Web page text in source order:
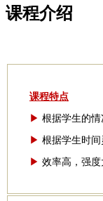
课程介绍
课程特点
▶ 根据学生的情
▶ 根据学生时间
▶ 效率高，强度